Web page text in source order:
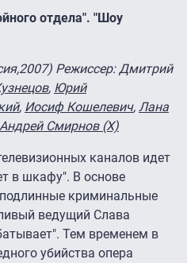
отдела". "Шоу
Режиссер:Дмитрий
, Юрий
, Иосиф Кошелевич, Лана
Андрей Смирнов (X)
каналов идет
в шкафу". В основе
криминальные
ведущий Слава
Тем временем в
убийства опера